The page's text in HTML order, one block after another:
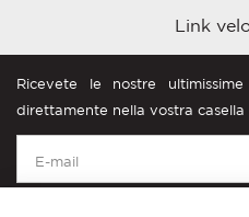
Link
Ricevete le nostre
direttamente nella vostra casella